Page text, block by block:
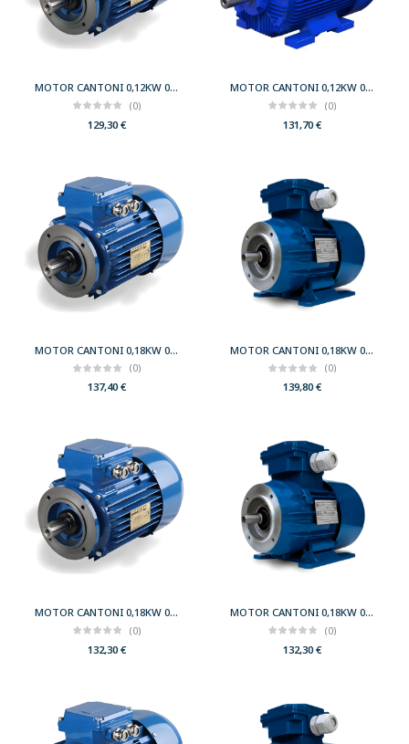
MOTOR CANTONI 0,12KW 0,17CV 1500 B14 T63 230/400 IE2
(0)
129,30€
MOTOR CANTONI 0,12KW 0,17CV 1500 B3 T63 230/400 IE2
(0)
131,70€
MOTOR CANTONI 0,18KW 0,25CV 1500 B14 T63 230/400 IE2
(0)
137,40€
MOTOR CANTONI 0,18KW 0,25CV 1500 B34 T63 230/400 IE2
(0)
139,80€
MOTOR CANTONI 0,18KW 0,25CV 3000 B14 T63 230/400 IE2
(0)
132,30€
MOTOR CANTONI 0,18KW 0,25CV 3000 B34 T63 230/400 IE2
(0)
132,30€